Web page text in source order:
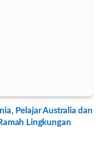
Pelajar Australia dan
Lingkungan